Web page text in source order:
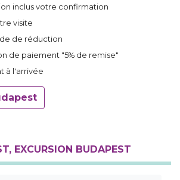
inclus votre confirmation
visite
de réduction
de paiement "5% de remise"
à l'arrivée
EXCURSION BUDAPEST